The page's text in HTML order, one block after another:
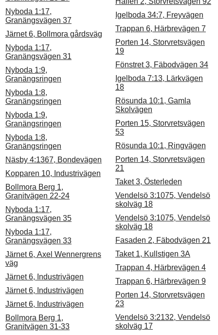
Nyboda 1:17,
Granängsvägen 37
Järnet 6, Bollmora gårdsväg
Nyboda 1:17,
Granängsvägen 31
Nyboda 1:9,
Granängsringen
Nyboda 1:8,
Granängsringen
Nyboda 1:9,
Granängsringen
Nyboda 1:8,
Granängsringen
Näsby 4:1367, Bondevägen
Kopparen 10, Industrivägen
Bollmora Berg 1,
Granitvägen 22-24
Nyboda 1:17,
Granängsvägen 35
Nyboda 1:17,
Granängsvägen 33
Järnet 6, Axel Wennergrens
väg
Järnet 6, Industrivägen
Järnet 6, Industrivägen
Järnet 6, Industrivägen
Bollmora Berg 1,
Granitvägen 31-33
Igelboda 34:7, Freyvägen
Trappan 6, Härbrevägen 7
Porten 14, Storvretsvägen
19
Fönstret 3, Fäbodvägen 34
Igelboda 7:13, Lärkvägen
18
Rösunda 10:1, Gamla
Skolvägen
Porten 15, Storvretsvägen
53
Rösunda 10:1, Ringvägen
Porten 14, Storvretsvägen
21
Taket 3, Österleden
Vendelsö 3:1075, Vendelsö
skolväg 18
Vendelsö 3:1075, Vendelsö
skolväg 18
Fasaden 2, Fäbodvägen 21
Taket 1, Kullstigen 3A
Trappan 4, Härbrevägen 4
Trappan 6, Härbrevägen 9
Porten 14, Storvretsvägen
23
Vendelsö 3:2132, Vendelsö
skolväg 17